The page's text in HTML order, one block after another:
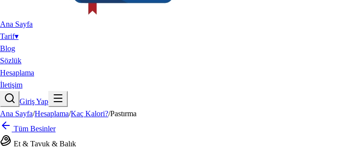
Ana Sayfa
Tarif▾
Blog
Sözlük
Hesaplama
İletişim
Giriş Yap
Ana Sayfa/Hesaplama/Kaç Kalori?/Pastırma
Tüm Besinler
Et & Tavuk & Balık